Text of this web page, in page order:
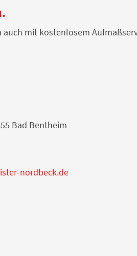
mit kostenlosem
Bad Bentheim
nordbeck.de